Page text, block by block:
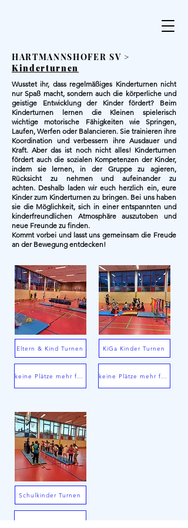
HARTMANNSHOFER SV >
Kinderturnen
Wusstet ihr, dass regelmäßiges Kinderturnen nicht
nur Spaß macht, sondern auch die körperliche und
geistige Entwicklung der Kinder fördert? Beim
Kinderturnen lernen die Kleinen spielerisch
wichtige motorische Fähigkeiten wie Springen,
Laufen, Werfen oder Balancieren. Sie trainieren ihre
Koordination und verbessern ihre Ausdauer und
Kraft.Aber das ist noch nicht alles! Kinderturnen
fördert auch die sozialen Kompetenzen der Kinder,
indem sie lernen, in der Gruppe zu agieren,
Rücksicht zu nehmen und aufeinander zu
achten. Deshalb laden wir euch herzlich ein, eure
Kinder zum Kinderturnen zu bringen. Bei uns haben
sie die Möglichkeit, sich in einer entspannten und
kinderfreundlichen Atmosphäre auszutoben und
neue Freunde zu finden.
Kommt vorbei und lasst uns gemeinsam die Freude
an der Bewegung entdecken!
Eltern & Kind Turnen
keine Plätze mehr frei
Schulkinder Turnen
KiGa Kinder Turnen
keine Plätze mehr frei